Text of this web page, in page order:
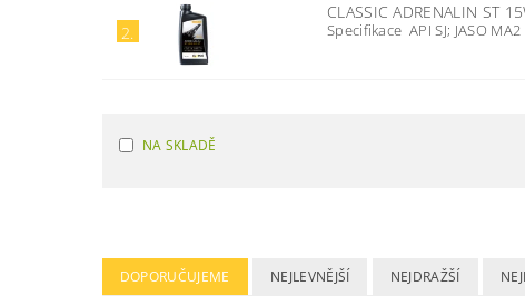
2.
CLASSIC ADRENALIN ST
Specifikace API SJ; JASO MA2
NA SKLADĚ
DOPORUČUJEME NEJLEVNĚJŠÍ NEJDRAŽŠÍ